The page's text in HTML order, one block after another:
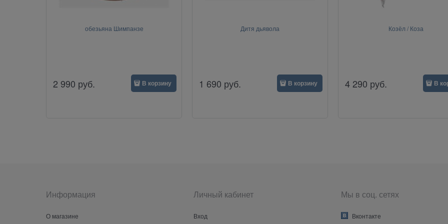
обезьяна Шимпанзе
2 990 руб. В корзину
Дитя дьявола
1 690 руб. В корзину
Козёл / Коза
4 290 руб. В
Информация
О магазине
Личный кабинет
Вход
Мы в соц. сетях
Вконтакте